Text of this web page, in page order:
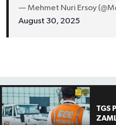
— Mehmet Nuri Ersoy
August 30, 2025
TGS